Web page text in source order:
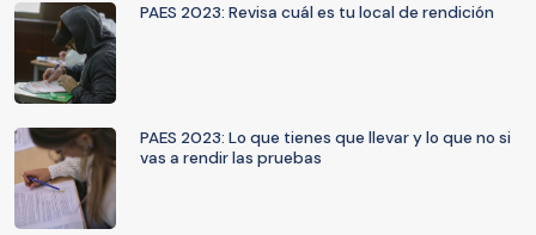
PAES 2023: Revisa cuál es tu local de rendición
PAES 2023: Lo que tienes que llevar y lo que no si
vas a rendir las pruebas